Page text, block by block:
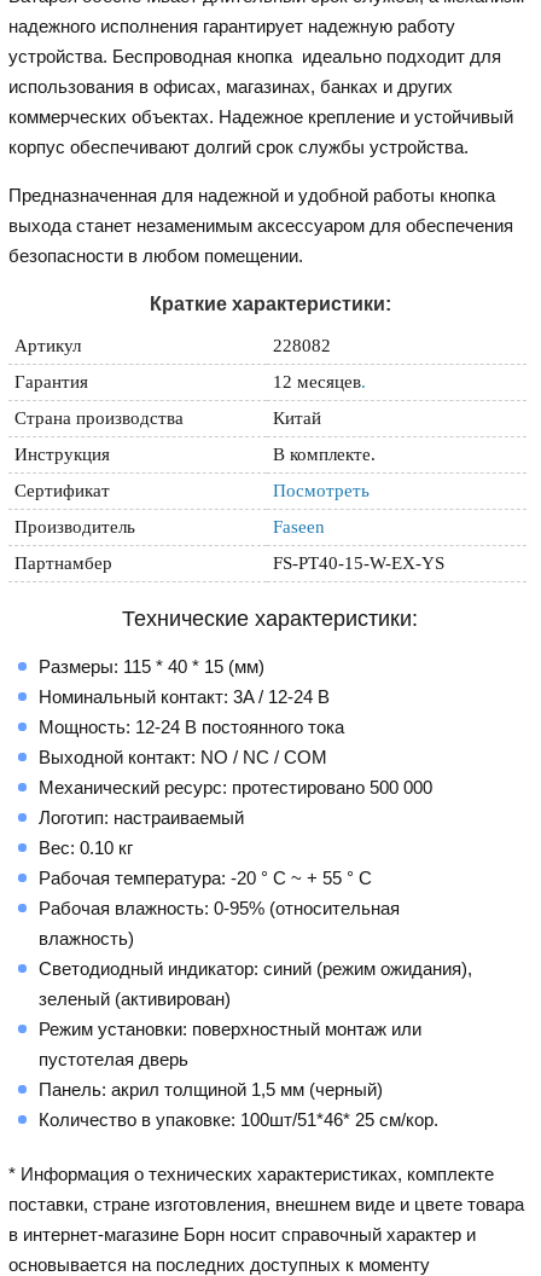
надежного исполнения гарантирует надежную работу
устройства. Беспроводная кнопка идеально подходит для
использования в офисах, магазинах, банках и других
коммерческих объектах. Надежное крепление и устойчивый
корпус обеспечивают долгий срок службы устройства.
Предназначенная для надежной и удобной работы кнопка
выхода станет незаменимым аксессуаром для обеспечения
безопасности в любом помещении.
Краткие характеристики:
Артикул
228082
Гарантия
12 месяцев.
Страна производства
Китай
Инструкция
В комплекте.
Сертификат
Посмотреть
Производитель
Faseen
Партнамбер
FS-PT40-15-W-EX-YS
Технические характеристики:
Размеры: 115 * 40 * 15 (мм)
Номинальный контакт: 3A / 12-24 В
Мощность: 12-24 В постоянного тока
Выходной контакт: NO / NC / COM
Механический ресурс: протестировано 500 000
Логотип: настраиваемый
Вес: 0.10 кг
Рабочая температура: -20 ° C ~ + 55 ° C
Рабочая влажность: 0-95% (относительная
влажность)
Светодиодный индикатор: синий (режим ожидания),
зеленый (активирован)
Режим установки: поверхностный монтаж или
пустотелая дверь
Панель: акрил толщиной 1,5 мм (черный)
Количество в упаковке: 100шт/51*46* 25 см/кор.
* Информация о технических характеристиках, комплекте
поставки, стране изготовления, внешнем виде и цвете товара
в интернет-магазине Борн носит справочный характер и
основывается на последних доступных к моменту